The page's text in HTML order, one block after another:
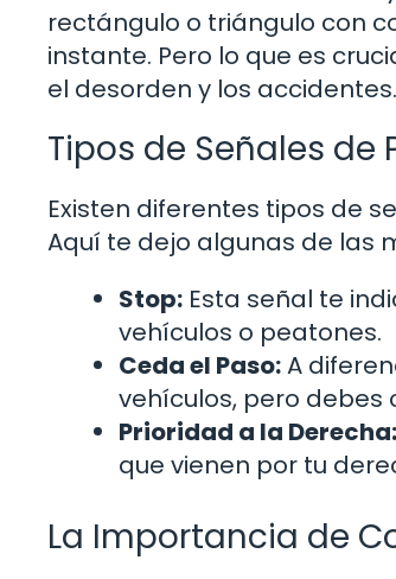
rectángulo o triángulo con
instante. Pero lo que es
el desorden y los accidentes.
Tipos de Señales de
Existen diferentes tipos de
Aquí te dejo algunas de las
Stop: Esta señal te
vehículos o peatones.
Ceda el Paso:A
vehículos, pero debes
Prioridad a la Derecha:
que vienen por tu
La Importancia de